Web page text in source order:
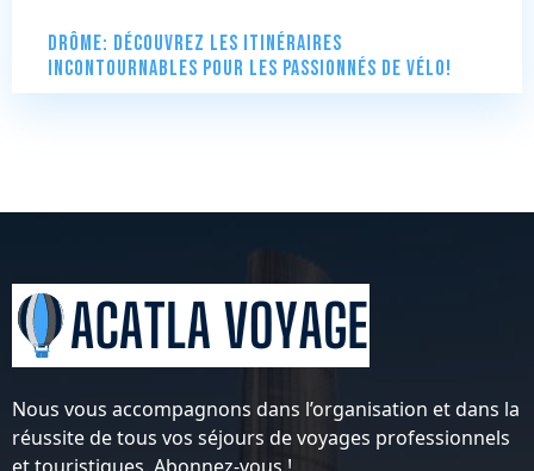
Drôme: Découvrez les itinéraires
incontournables pour les passionnés de vélo!
Nous vous accompagnons dans l’organisation et dans la
réussite de tous vos séjours de voyages professionnels